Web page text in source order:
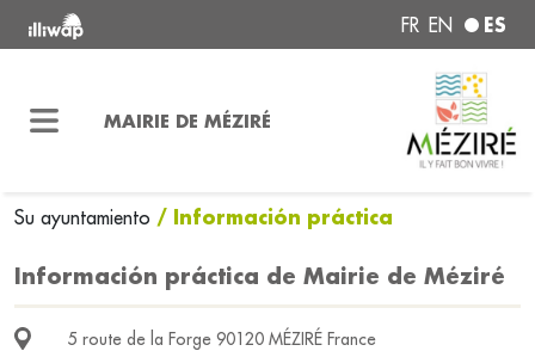
FR EN ES
MAIRIE DE MÉZIRÉ
Su ayuntamiento / Información práctica
Información práctica de Mairie de Méziré
5 route de la Forge 90120 MÉZIRÉ France